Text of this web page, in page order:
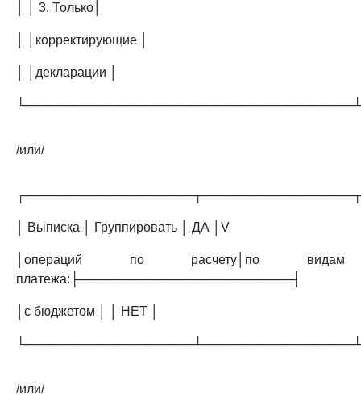
│ │ 3. Только│
│ │корректирующие │
│ │декларации │
/или/
│ Выписка │ Группировать │ ДА │V
│операций по расчету│по видам
платежа:├────────────────────────┤
│с бюджетом │ │ НЕТ │
/или/